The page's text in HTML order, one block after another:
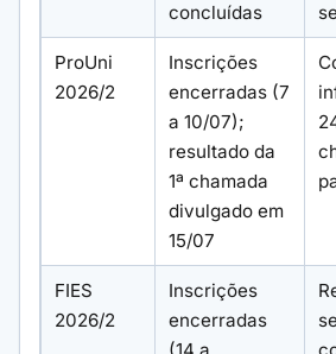
concluídas
ProUni
2026/2
Inscrições
encerradas (7
a 10/07);
resultado da
1ª chamada
divulgado em
15/07
FIES
2026/2
Inscrições
encerradas